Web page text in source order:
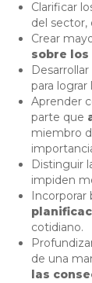
Clarificar
del sector,
Crear
sobre
para
Aprender
parte que
miembro
Distinguir
impiden
Incorporar
cotidiano.
de una
las